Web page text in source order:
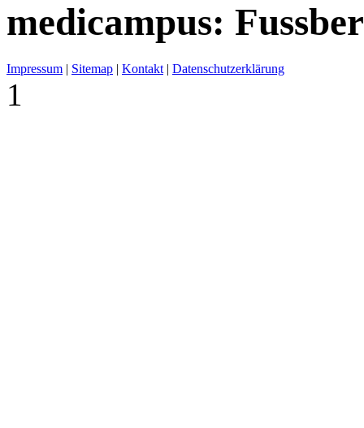
medicampus:
Impressum | Sitemap | Kontakt | Datenschutzerklärung
1